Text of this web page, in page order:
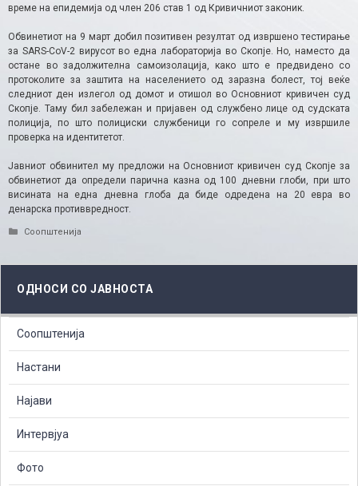
време на епидемија од член 206 став 1 од Кривичниот законик.
Обвинетиот на 9 март добил позитивен резултат од извршено тестирање
за SARS-CoV-2 вирусот во една лабораторија во Скопје. Но, наместо да
остане во задолжителна самоизолација, како што е предвидено со
протоколите за заштита на населението од заразна болест, тој веќе
следниот ден излегол од домот и отишол во Основниот кривичен суд
Скопје. Таму бил забележан и пријавен од службено лице од судската
полиција, по што полициски службеници го сопреле и му извршиле
проверка на идентитетот.
Јавниот обвинител му предложи на Основниот кривичен суд Скопје за
обвинетиот да определи парична казна од 100 дневни глоби, при што
висината на една дневна глоба да биде одредена на 20 евра во
денарска противвредност.​
Categories
Соопштенија
ОДНОСИ СО ЈАВНОСТА
Соопштенија
Настани
Најави
Интервјуа
Фото